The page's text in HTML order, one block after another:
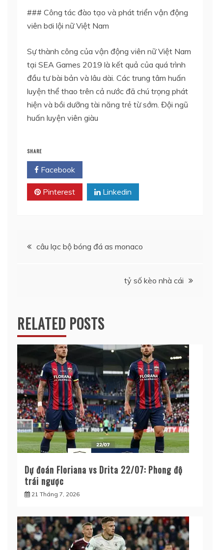
### Công tác đào tạo và phát triển vận động
viên bơi lội nữ Việt Nam
Sự thành công của vận động viên nữ Việt Nam
tại SEA Games 2019 là kết quả của quá trình
đầu tư bài bản và lâu dài. Các trung tâm huấn
luyện thể thao trên cả nước đã chú trọng phát
hiện và bồi dưỡng tài năng trẻ từ sớm. Đội ngũ
huấn luyện viên giàu
SHARE
Facebook
Pinterest Linkedin
Điều
viết
câu lạc bộ bóng đá as monaco
tỷ số kèo nhà cái
RELATED POSTS
Dự đoán Floriana vs Drita 22/07: Phong độ
trái ngược
21 Tháng 7, 2026